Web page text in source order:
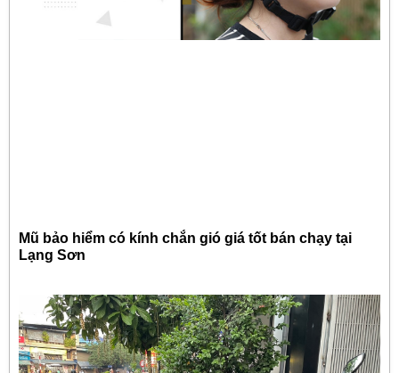
Mũ bảo hiểm có kính chắn gió giá tốt bán chạy tại
Lạng Sơn